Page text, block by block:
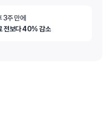
3주 만에
전보다 40% 감소